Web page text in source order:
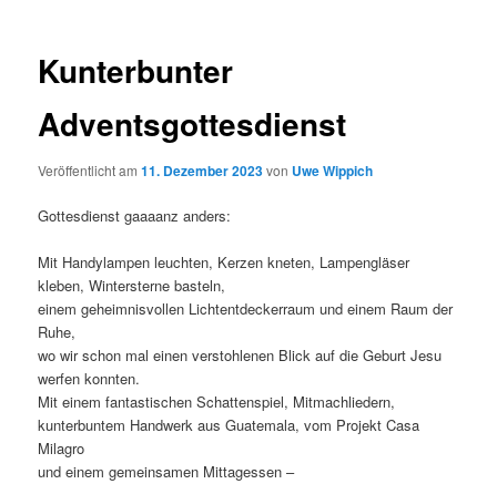
Kunterbunter
Adventsgottesdienst
Veröffentlicht am11. Dezember 2023von Uwe Wippich
Gottesdienst gaaaanz anders:
Mit Handylampen leuchten, Kerzen kneten, Lampengläser
kleben, Wintersterne basteln,
einem geheimnisvollen Lichtentdeckerraum und einem Raum der
Ruhe,
wo wir schon mal einen verstohlenen Blick auf die Geburt Jesu
werfen konnten.
Mit einem fantastischen Schattenspiel, Mitmachliedern,
kunterbuntem Handwerk aus Guatemala, vom Projekt Casa
Milagro
und einem gemeinsamen Mittagessen –